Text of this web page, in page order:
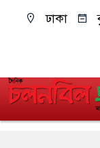
ঢাকা